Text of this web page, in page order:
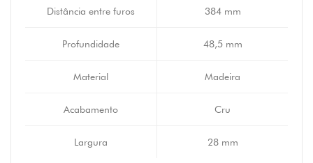
Distância entre furos 384 mm
Profundidade 48,5 mm
Material Madeira
Acabamento Cru
Largura 28 mm